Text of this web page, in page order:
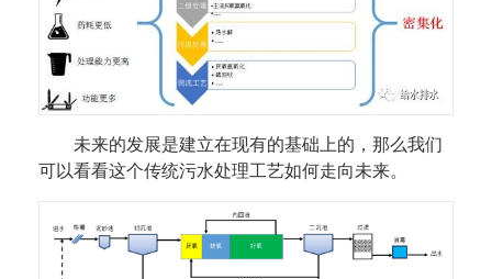
未来的发展是建立在现有的基础上的，那么我们
可以看看这个传统污水处理工艺如何走向未来。